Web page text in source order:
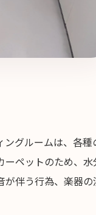
ングルームは、各
ーペットのため、
が伴う行為、楽器